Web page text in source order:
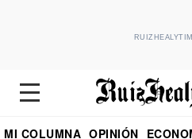
MI COLUMNA OPINIÓN